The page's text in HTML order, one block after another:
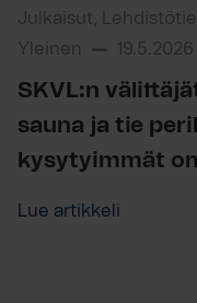
Julkaisut,
Yleinen
19.5.2026
SKVL:n
sauna ja tie
kysytyimmät
Lue artikkeli